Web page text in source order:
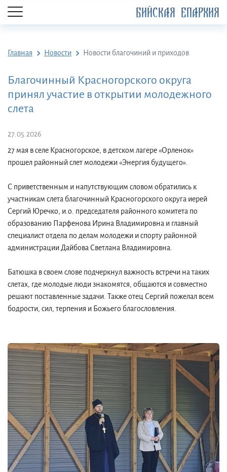
БИЙСКАЯ ЕПАРХИЯ
Главная Новости Новости благочиний и приходов
Благочинный Красногорского округа
принял участие в открытии молодежного
слета
27.05.2026
27 мая в селе Красногорское, в детском лагере «Орленок»
прошел районный слет молодежи «Энергия будущего».
С приветственным и напутствующим словом обратились к
участникам слета благочинный Красногорского округа иерей
Сергий Юречко, и.о. председателя районного комитета по
образованию Парфенова Ирина Владимировна и главный
специалист отдела по делам молодежи и спорту районной
администрации Дайбова Светлана Владимировна.
Батюшка в своем слове подчеркнул важность встречи на таких
слетах, где молодые люди знакомятся, общаются и совместно
решают поставленные задачи. Также отец Сергий пожелал всем
бодрости, сил, терпения и Божьего благословления.